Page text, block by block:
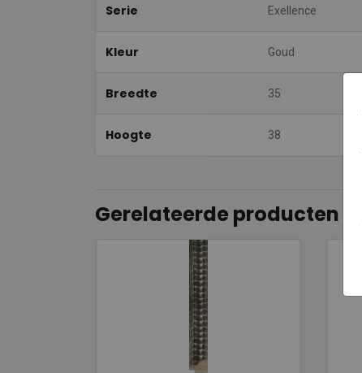
Serie Exellence
Kleur Goud
Breedte 35
Hoogte 38
Gerelateerde producten